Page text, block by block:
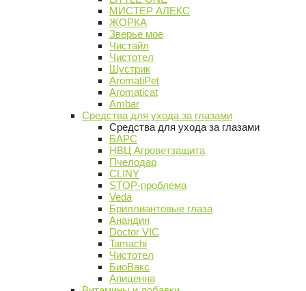
МИСТЕР АЛЕКС
ЖОРКА
Зверье мое
Чистайл
Чистотел
Шустрик
AromatiPet
Aromaticat
Ambar
Средства для ухода за глазами
Средства для ухода за глазами
БАРС
НВЦ Агроветзащита
Пчелодар
CLINY
STOP-проблема
Veda
Бриллиантовые глаза
Анандин
Doctor VIC
Tamachi
Чистотел
БиоВакс
Апиценна